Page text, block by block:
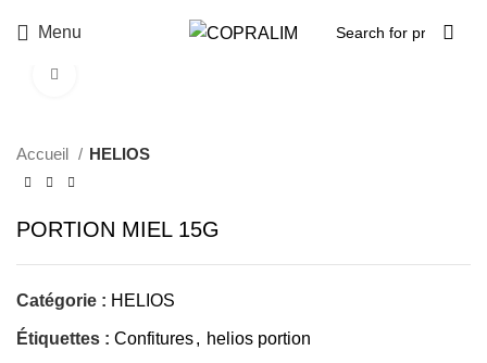
Menu
Accueil HELIOS
PORTION MIEL 15G
Catégorie : HELIOS
Étiquettes : Confitures, helios portion